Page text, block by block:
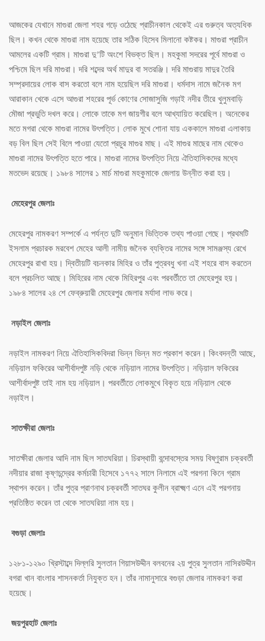
আজকের যেখানে মাগুরা জেলা শহর গড়ে ওঠেছে প্রাচীনকাল থেকেই এর গুরুত্ব অত্যধিক
ছিল। কখন থেকে মাগুরা নাম হয়েছে তার সঠিক হিসেব মিলানো কষ্টকর। মাগুরা প্রাচীন
আমলের একটি গ্রাম। মাগুরা দু’টি অংশে বিভক্ত ছিল। মহকুমা সদরের পূর্বে মাগুরা ও
পশ্চিমে ছিল দরি মাগুরা। দরি শব্দের অর্থ মাদুর বা সতরঞ্জি। দরি মাগুরায় মাদুর তৈরি
সম্প্রদায়ের লোক বাস করতো বলে নাম হয়েছিল দরি মাগুরা। ধর্মদাস নামে জনৈক মগ
আরাকান খেকে এসে আগুরা শহরের পূর্ভ কোণের সোজাসুজি গড়াই নদীর তীরে খুলুমবাড়ি
মৌজা প্রভুতি দখল করে। লোকে তাকে মগ জায়গীর বলে আখ্যায়িত করেছিল। অনেকের
মতে মগরা থেকে মাগুরা নামের উৎপত্তি। লোক মুখে শোনা যায় এককালে মাগুরা এলাকায়
বড় বিল ছিল সেই বিলে পাওয়া যেতো প্রচুর মাগুর মাছ। এই মাগুর মাছের নাম থেকেও
মাগুরা নামের উৎপত্তি হতে পারে। মাগুরা নামের উৎপত্তি নিয়ে ঐতিহাসিকদের মধে্য
মতভেদ রয়েছে। ১৯৮৪ সালের ১ মার্চ মাগুরা মহকুমাকে জেলায় উন্নীত করা হয়।
মেহেরপুর জেলাঃ
মেহেরপুর নামকরণ সম্পর্কে এ পর্যন্ত দুটি অনুমান ভিত্তিক তথ্য পাওয়া গেছে। প্রথমটি
ইসলাম প্রচারক মরবেশ মেহের আলী নামীয় জনৈক ব্যক্তির নামের সঙ্গে সামঞ্জস্য রেখে
মেহেরপুর রাখা হয়। দ্বিতীয়টি বচনকার মিহির ও তাঁর পুত্রবধু খনা এই শহরে বাস করতেন
বলে প্রচলিত আছে। মিহিরের নাম থেকে মিহিরপুর এবং পরবর্তীতে তা মেহেরপুর হয়।
১৯৮৪ সালের ২৪ শে ফেব্রুয়ারী মেহেরপুর জেলার মর্যাদা লাভ করে।
নড়াইল জেলাঃ
নড়াইল নামকরণ নিয়ে ঐতিহাসিকবিদরা ভিন্ন ভিন্ন মত প্রকাশ করেন। কিংবদন্তী আছে,
নড়িয়াল ফকিরের আশীর্বাদপুষ্ট নড়ি থেকে নড়িয়াল নামের উৎপত্তি। নড়িয়াল ফকিরের
আশীর্বাদপুষ্ট তাই নাম হয় নড়িয়াল। পরবর্তীতে লোকমুখে বিকৃত হয়ে নড়িয়াল থেকে
নড়াইল।
সাতক্ষীরা জেলাঃ
সাতক্ষীরা জেলার আদি নাম ছিল সাতঘরিয়া। চিরস্থায়ী বন্দোবস্তের সময় বিষ্ণুরাম চক্রবর্তী
নদীয়ার রাজা কৃষ্ণচন্দ্রের কর্মচারী হিসেবে ১৭৭২ সালে নিলামে এই পরগনা কিনে গ্রাম
স্থাপন করেন। তাঁর পুত্র প্রাণনাথ চক্রবর্তী সাতঘর কুলীন ব্রাক্ষ্মণ এনে এই পরগনায়
প্রতিষ্ঠিত করেন তা থেকে সাতঘরিয়া নাম হয়।
বগুড়া জেলাঃ
১২৮১-১২৯০ খ্রিস্টাব্দে দিল্লরি সুলতান গিয়াসউদ্দীন বলবনের ২য় পুত্র সুলতান নাসিরউদ্দীন
বগরা খান বাংলার শাসনকর্তা নিযুক্ত হন। তাঁর নামানুসারে বগুড়া জেলার নামকরণ করা
হয়েছে।
জয়পুরহাট জেলাঃ